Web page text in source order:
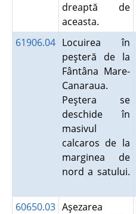
dreaptă de
aceasta.
61906.04 Locuirea în
peşteră de la
Fântâna Mare-
Canaraua.
Peştera se
deschide în
masivul
calcaros de la
marginea de
nord a satului.
60650.03 Aşezarea